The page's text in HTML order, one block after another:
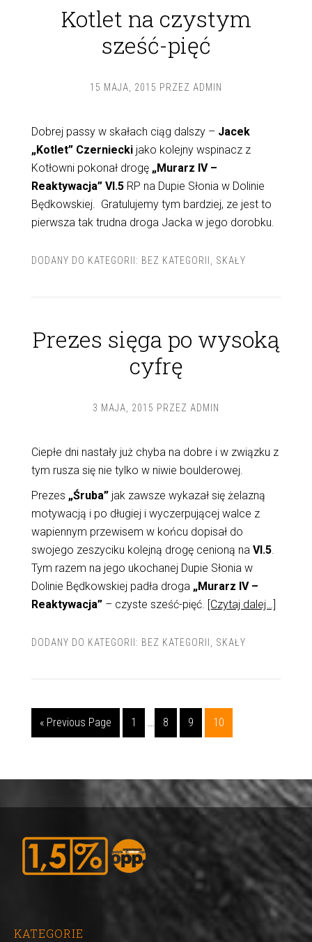
Kotlet na czystym
sześć-pięć
15 MAJA, 2015 PRZEZ ADMIN
Dobrej passy w skałach ciąg dalszy – Jacek
„Kotlet” Czernieckijako kolejny wspinacz z
Kotłowni pokonał drogę „Murarz IV –
Reaktywacja” VI.5 RP na Dupie Słonia w Dolinie
Będkowskiej. Gratulujemy tym bardziej, ze jest to
pierwsza tak trudna droga Jacka w jego dorobku.
DODANY DO KATEGORII: BEZ KATEGORII SKAŁY
Prezes sięga po wysoką
cyfrę
3 MAJA, 2015 PRZEZ ADMIN
Ciepłe dni nastały już chyba na dobre i w związku z
tym rusza się nie tylko w niwie boulderowej.
Prezes „Śruba”jak zawsze wykazał się żelazną
motywacją i po długiej i wyczerpującej walce z
wapiennym przewisem w końcu dopisał do
swojego zeszyciku kolejną drogę cenioną na VI.5.
Tym razem na jego ukochanej Dupie Słonia w
Dolinie Będkowskiej padła droga „Murarz IV –
Reaktywacja”– czyste sześć-pięć. [Czytaj dalej…]
DODANY DO KATEGORII: BEZ KATEGORII SKAŁY
« Previous Page 1 … 8 9 10
KATEGORIE